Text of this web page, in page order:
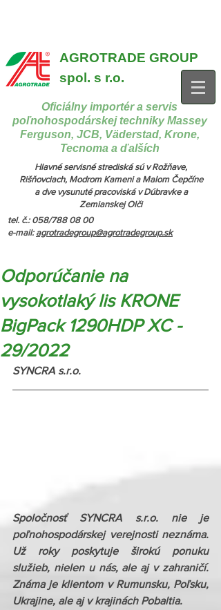
AGROTRADE GROUP
spol. s r.o.
Oficiálny importér a servis
poľnohospodárskej techniky Massey
Ferguson, JCB, Väderstad, Krone,
Tecnoma a ďalších
Hlavné servisné strediská sú v Rožňave,
Rišňovciach, Modrom Kameni a Malom Čepčíne
a dve vysunuté pracoviská v Dúbravke a
Zemianskej Olči
tel. č.: 058/788 08 00
e-mail: agrotradegroup@agrotradegroup.sk
Odporúčanie na
vysokotlaký lis KRONE
BigPack 1290HDP XC -
29/2022
SYNCRA s.r.o.
Spoločnosť SYNCRA s.r.o. nie je
poľnohospodárskej verejnosti neznáma.
Už roky poskytuje širokú ponuku
služieb, nielen u nás, ale aj v zahraničí.
Známa je klientom v Rumunsku, Poľsku,
Ukrajine, ale aj v krajinách Pobaltia.